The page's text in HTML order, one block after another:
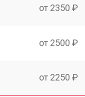
от 2350 ₽
от 2500 ₽
от 2250 ₽